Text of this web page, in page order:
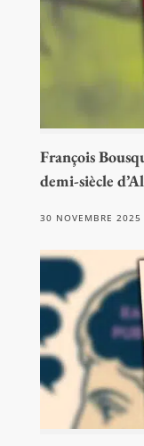
François
demi-siècle
30 NOVEMBRE 2025